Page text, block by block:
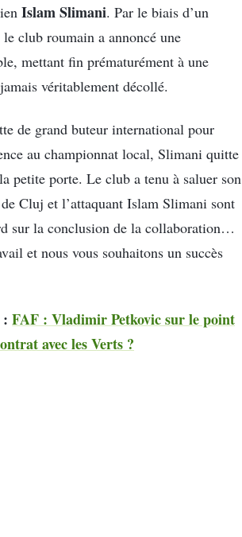
Islam Slimani. Par le biais d’un
club roumain a annoncé une
mettant fin prématurément à une
véritablement décollé.
de grand buteur international pour
au championnat local, Slimani quitte
petite porte. Le club a tenu à saluer son
Cluj et l’attaquant Islam Slimani sont
sur la conclusion de la collaboration…
et nous vous souhaitons un succès
FAF : Vladimir Petkovic sur le point
avec les Verts ?